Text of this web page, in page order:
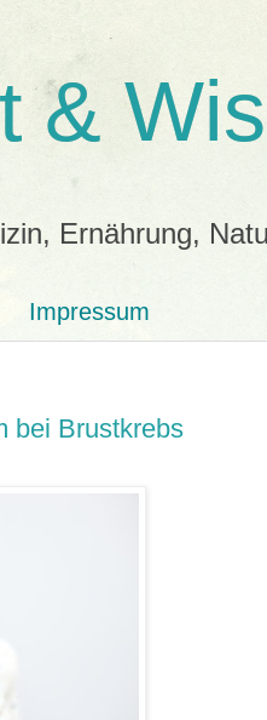
&
Ernährung,
Impressum
bei Brustkrebs